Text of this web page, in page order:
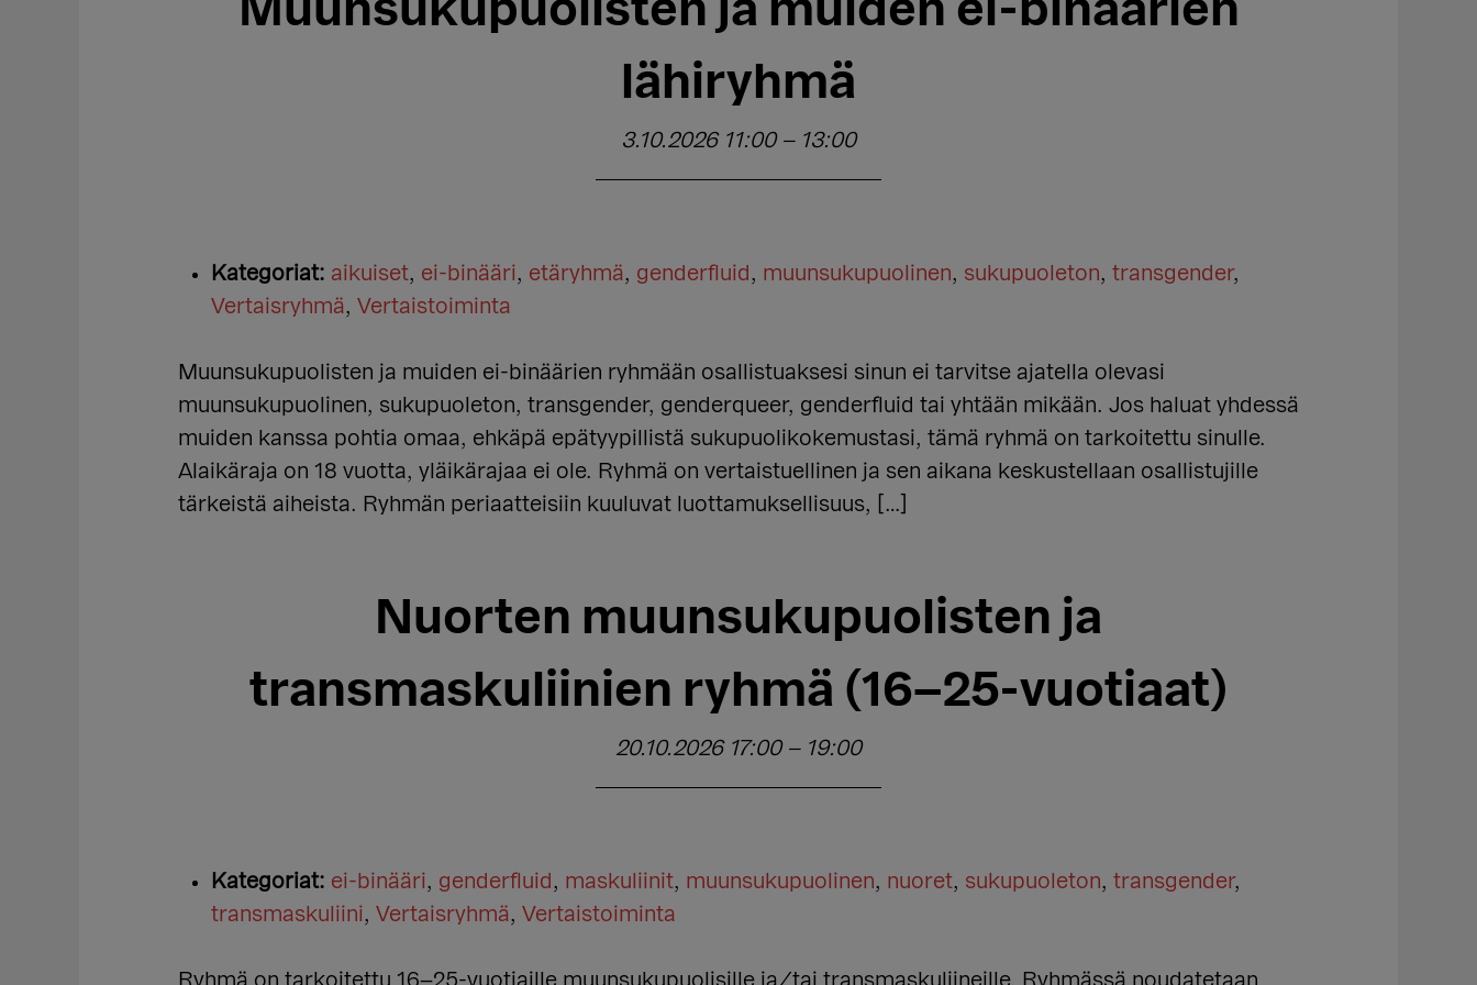
Muunsukupuolisten ja muiden ei-binäärien
lähiryhmä
3.10.2026 11:00– 13:00
Kategoriat: aikuiset, ei-binääri, etäryhmä, genderfluid , muunsukupuolinen, sukupuoleton, transgender,
Vertaisryhmä, Vertaistoiminta
Muunsukupuolisten ja muiden ei-binäärien ryhmään osallistuaksesi sinun ei tarvitse ajatella olevasi
muunsukupuolinen, sukupuoleton, transgender, genderqueer, genderfluid tai yhtään mikään. Jos haluat yhdessä
muiden kanssa pohtia omaa, ehkäpä epätyypillistä sukupuolikokemustasi, tämä ryhmä on tarkoitettu sinulle.
Alaikäraja on 18 vuotta, yläikärajaa ei ole. Ryhmä on vertaistuellinen ja sen aikana keskustellaan osallistujille
tärkeistä aiheista. Ryhmän periaatteisiin kuuluvat luottamuksellisuus, […]
Nuorten muunsukupuolisten ja
transmaskuliinien ryhmä (16–25-vuotiaat)
20.10.2026 17:00– 19:00
Kategoriat: ei-binääri, genderfluid , maskuliinit, muunsukupuolinen, nuoret, sukupuoleton, transgender,
transmaskuliini, Vertaisryhmä, Vertaistoiminta
Ryhmä on tarkoitettu 16–25-vuotiaille muunsukupuolisille ja/tai transmaskuliineille. Ryhmässä noudatetaan